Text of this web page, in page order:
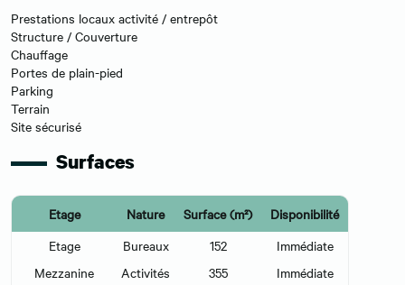
Prestations locaux activité / entrepôt
Structure / Couverture
Chauffage
Portes de plain-pied
Parking
Terrain
Site sécurisé
Surfaces
Etage Nature Surface (m²)
Disponibilité
Etage
Bureaux 152
Immédiate
Mezzanine
Activités 355
Immédiate